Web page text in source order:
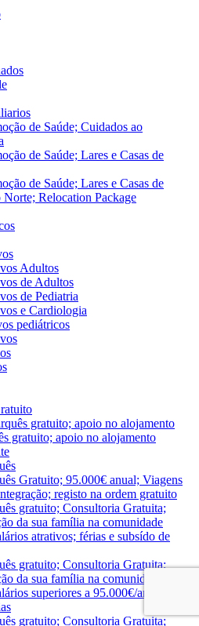
de Saúde; Cuidados ao
de Saúde; Lares e Casas de
de Saúde; Lares e Casas de
Norte; Relocation Package
Adultos
de Adultos
de Pediatria
e Cardiologia
pediátricos
gratuito; apoio no alojamento
gratuito; apoio no alojamento
Gratuito; 95.000€ anual; Viagens
registo na ordem gratuito
gratuito; Consultoria Gratuita;
da sua família na comunidade
atrativos; férias e subsído de
gratuito; Consultoria Gratuita;
da sua família na comunidade
superiores a 95.000€/ano; férias
gratuito; Consultoria Gratuita;